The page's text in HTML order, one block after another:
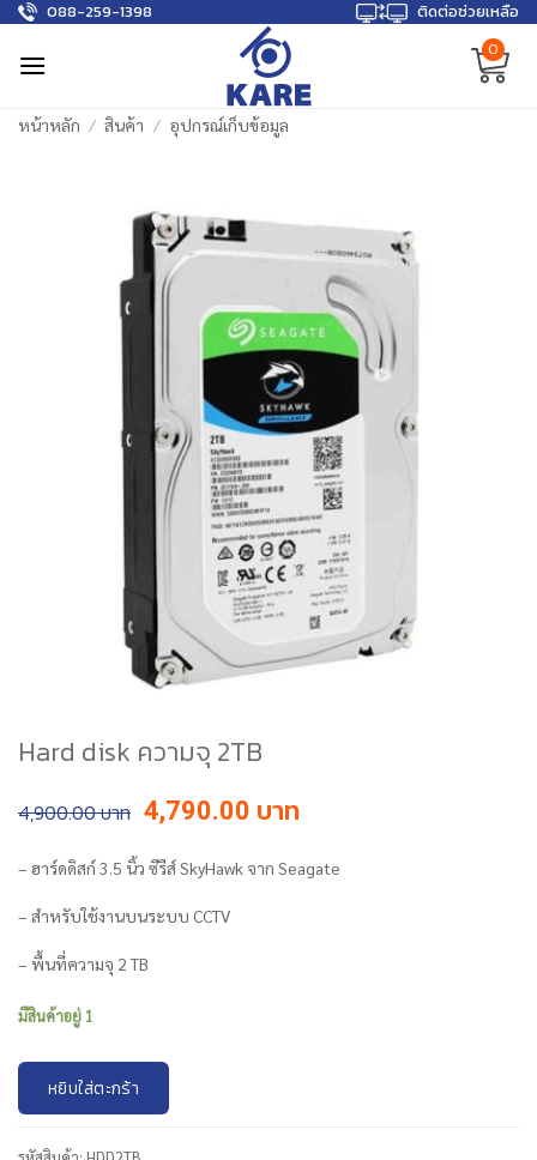
Skip
content
088-259-1398
ติดต่อช่วยเหลือ
0
หน้าหลัก / สินค้า / อุปกรณ์เก็บข้อมูล
Hard disk ความจุ 2TB
4,900.00 Original
price
was:
4,790.00 Current
is:
– ฮาร์ดดิสก์ 3.5 นิ้ว ซีรีส์ SkyHawk จาก Seagate
– สำหรับใช้งานบนระบบ CCTV
– พื้นที่ความจุ 2 TB
มีสินค้าอยู่ 1
หยิบใส่ตะกร้า